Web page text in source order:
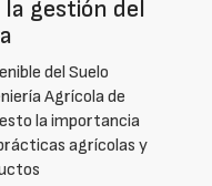
gestión del
del Suelo
Agrícola de
la importancia
agrícolas y